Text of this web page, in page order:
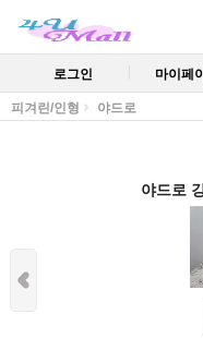
로그인 마이페
피겨린/인형 야드로
야드로